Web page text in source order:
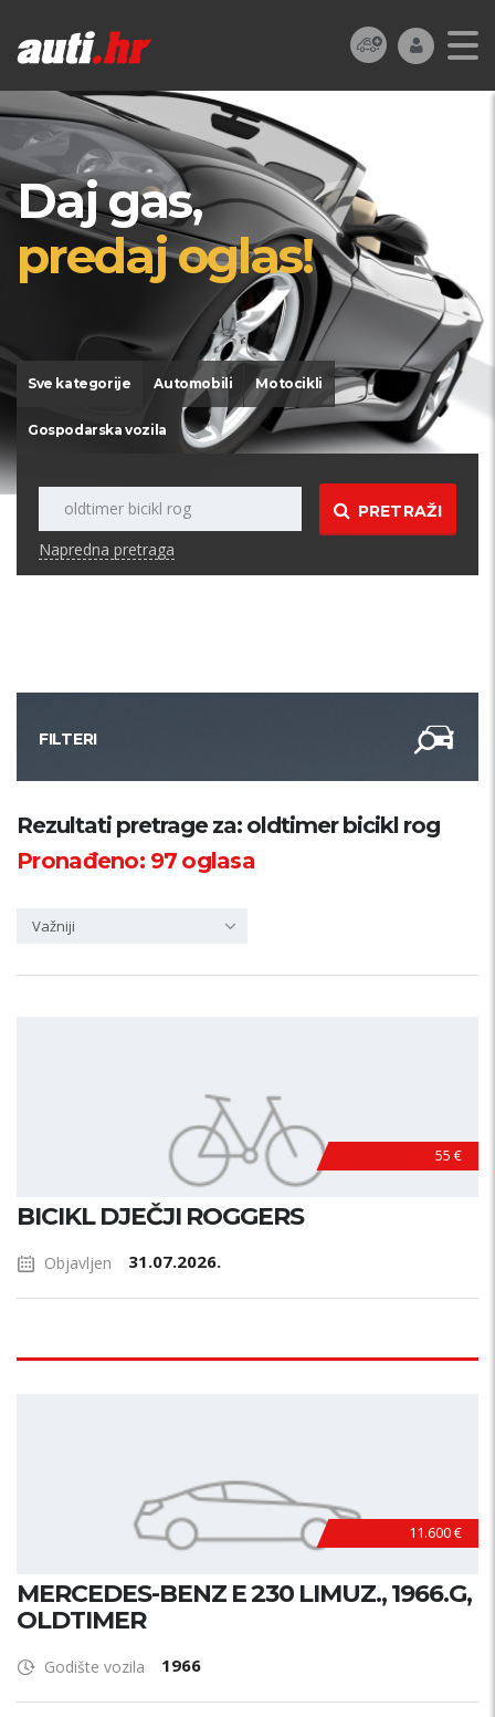
Daj gas,
predaj oglas!
Sve kategorije Automobili Motocikli
Gospodarska vozila
PRETRAŽI
Napredna pretraga
FILTERI
Kategorija
PRETRAŽI
Rezultati pretrage za: oldtimer bicikl rog
Pronađeno: 97oglasa
Važniji
55 €
BICIKL DJEČJI ROGGERS
Objavljen 31.07.2026.
11.600 €
MERCEDES-BENZ E 230 LIMUZ., 1966.G,
OLDTIMER
Godište vozila 1966